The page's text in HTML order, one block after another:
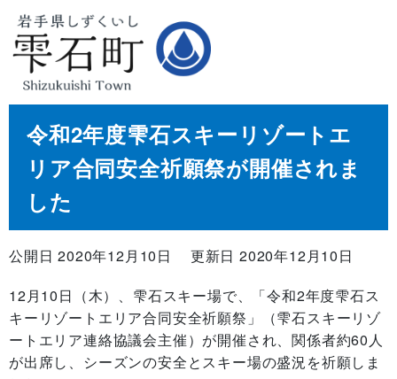
令和2年度雫石スキーリゾートエ
リア合同安全祈願祭が開催されま
した
公開日 2020年12月10日
更新日 2020年12月10日
12月10日（木）、雫石スキー場で、「令和2年度雫石ス
キーリゾートエリア合同安全祈願祭」（雫石スキーリゾ
ートエリア連絡協議会主催）が開催され、関係者約60人
が出席し、シーズンの安全とスキー場の盛況を祈願しま